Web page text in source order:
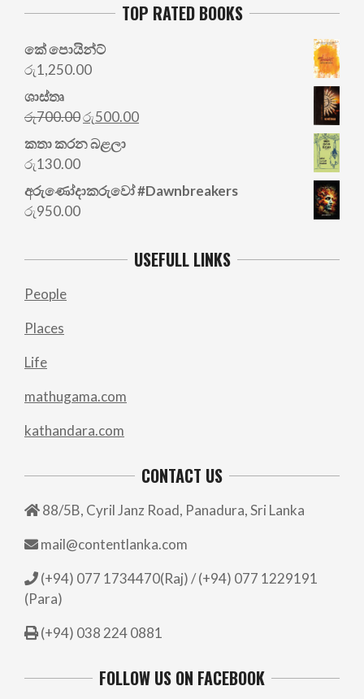
TOP RATED BOOKS
කේ පොයින්ට්
රු1,250.00
ශාස්තෘ
රු700.00Original
price
was:
රු500.00Current
කතා කරන බළලා
රු130.00
අරු‍ණෝදාකරුවෝ #Dawnbreakers
රු950.00
USEFULL LINKS
People
Places
Life
mathugama.com
kathandara.com
CONTACT US
88/5B, Cyril Janz Road, Panadura, Sri Lanka
mail@contentlanka.com
(+94) 077 1734470(Raj) / (+94) 077 1229191
(Para)
(+94) 038 224 0881
FOLLOW US ON FACEBOOK